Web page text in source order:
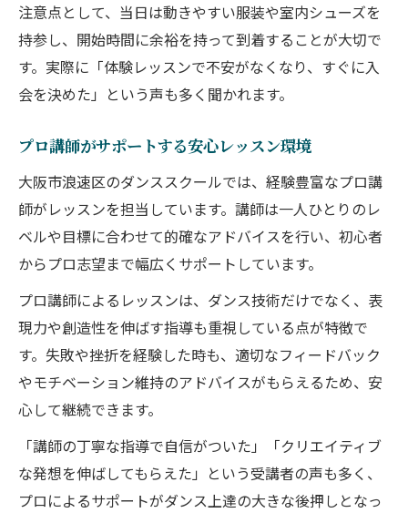
注意点として、当日は動きやすい服装や室内シューズを
持参し、開始時間に余裕を持って到着することが大切で
す。実際に「体験レッスンで不安がなくなり、すぐに入
会を決めた」という声も多く聞かれます。
プロ講師がサポートする安心レッスン環境
大阪市浪速区のダンススクールでは、経験豊富なプロ講
師がレッスンを担当しています。講師は一人ひとりのレ
ベルや目標に合わせて的確なアドバイスを行い、初心者
からプロ志望まで幅広くサポートしています。
プロ講師によるレッスンは、ダンス技術だけでなく、表
現力や創造性を伸ばす指導も重視している点が特徴で
す。失敗や挫折を経験した時も、適切なフィードバック
やモチベーション維持のアドバイスがもらえるため、安
心して継続できます。
「講師の丁寧な指導で自信がついた」「クリエイティブ
な発想を伸ばしてもらえた」という受講者の声も多く、
プロによるサポートがダンス上達の大きな後押しとなっ